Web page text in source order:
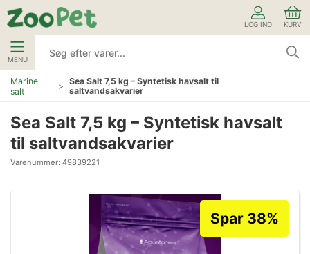
LOG IND KURV
MENU
Marine
salt
Sea Salt 7,5 kg – Syntetisk havsalt til
saltvandsakvarier
Sea Salt 7,5 kg – Syntetisk havsalt
til saltvandsakvarier
Varenummer: 49839221
Spar 38%